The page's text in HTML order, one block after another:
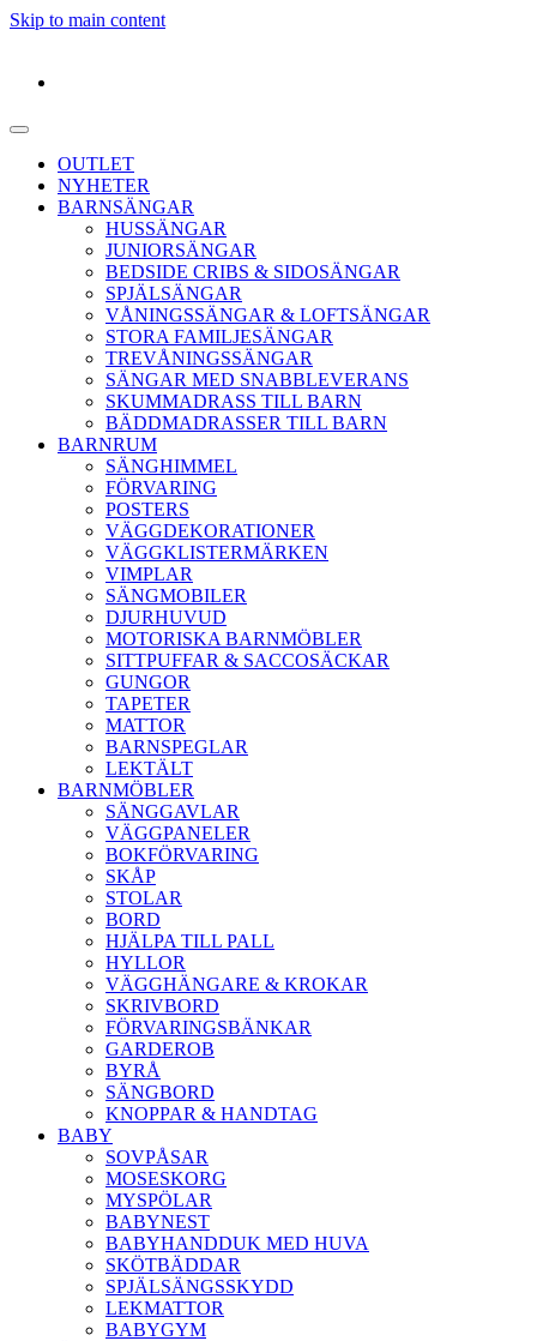
Skip to main content
OUTLET
NYHETER
BARNSÄNGAR
HUSSÄNGAR
JUNIORSÄNGAR
BEDSIDE CRIBS & SIDOSÄNGAR
SPJÄLSÄNGAR
VÅNINGSSÄNGAR & LOFTSÄNGAR
STORA FAMILJESÄNGAR
TREVÅNINGSSÄNGAR
SÄNGAR MED SNABBLEVERANS
SKUMMADRASS TILL BARN
BÄDDMADRASSER TILL BARN
BARNRUM
SÄNGHIMMEL
FÖRVARING
POSTERS
VÄGGDEKORATIONER
VÄGGKLISTERMÄRKEN
VIMPLAR
SÄNGMOBILER
DJURHUVUD
MOTORISKA BARNMÖBLER
SITTPUFFAR & SACCOSÄCKAR
GUNGOR
TAPETER
MATTOR
BARNSPEGLAR
LEKTÄLT
BARNMÖBLER
SÄNGGAVLAR
VÄGGPANELER
BOKFÖRVARING
SKÅP
STOLAR
BORD
HJÄLPA TILL PALL
HYLLOR
VÄGGHÄNGARE & KROKAR
SKRIVBORD
FÖRVARINGSBÄNKAR
GARDEROB
BYRÅ
SÄNGBORD
KNOPPAR & HANDTAG
BABY
SOVPÅSAR
MOSESKORG
MYSPÖLAR
BABYNEST
BABYHANDDUK MED HUVA
SKÖTBÄDDAR
SPJÄLSÄNGSSKYDD
LEKMATTOR
BABYGYM